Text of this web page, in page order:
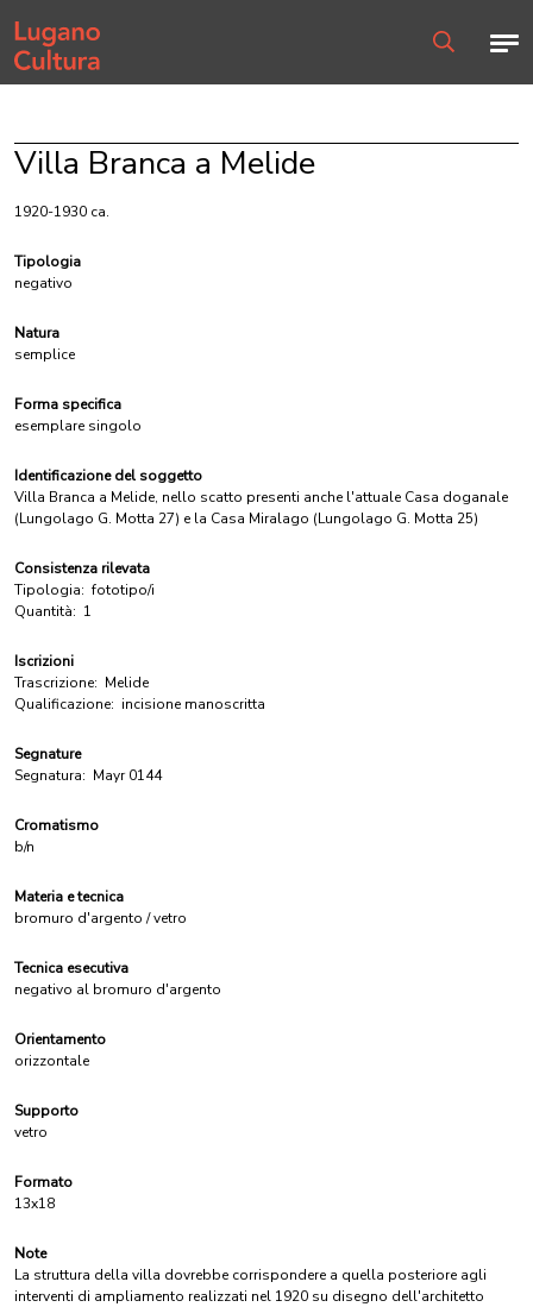
Home page
Villa Branca a Melide
1920-1930 ca.
Tipologia
negativo
Natura
semplice
Forma specifica
esemplare singolo
Identificazione del soggetto
Villa Branca a Melide, nello scatto presenti anche l'attuale Casa doganale
(Lungolago G. Motta 27) e la Casa Miralago (Lungolago G. Motta 25)
Consistenza rilevata
Tipologia: fototipo/i
Quantità: 1
Iscrizioni
Trascrizione: Melide
Qualificazione: incisione manoscritta
Segnature
Segnatura: Mayr 0144
Cromatismo
b/n
Materia e tecnica
bromuro d'argento / vetro
Tecnica esecutiva
negativo al bromuro d'argento
Orientamento
orizzontale
Supporto
vetro
Formato
13x18
Note
La struttura della villa dovrebbe corrispondere a quella posteriore agli
interventi di ampliamento realizzati nel 1920 su disegno dell'architetto